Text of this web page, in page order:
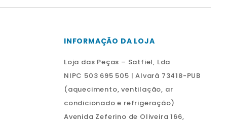
INFORMAÇÃO DA LOJA
Loja das Peças – Satfiel, Lda
NIPC 503 695 505 | Alvará 73418-PUB
(aquecimento, ventilação, ar
condicionado e refrigeração)
Avenida Zeferino de Oliveira 166,